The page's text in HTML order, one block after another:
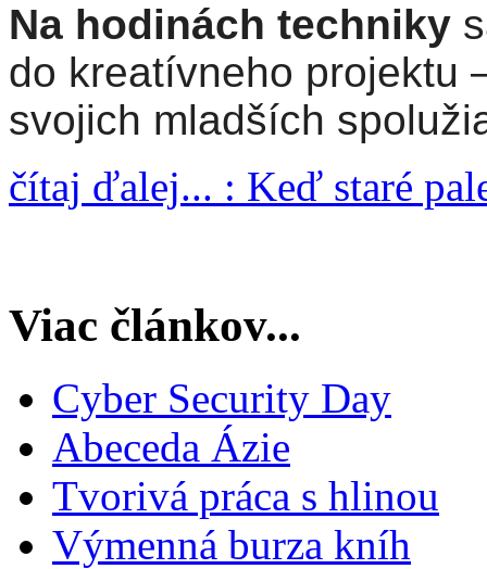
Na hodinách techniky
do kreatívneho projektu
svojich mladších
čítaj ďalej... : Keď staré
Viac článkov...
Cyber Security Day
Abeceda Ázie
Tvorivá práca s hlinou
Výmenná burza kníh